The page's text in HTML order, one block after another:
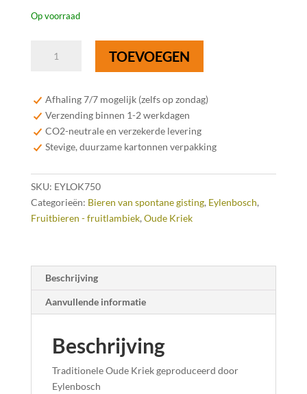
Op voorraad
75cl
aantal
TOEVOEGEN
Afhaling 7/7 mogelijk (zelfs op zondag)
Verzending binnen 1-2 werkdagen
CO2-neutrale en verzekerde levering
Stevige, duurzame kartonnen verpakking
SKU: EYLOK750
Categorieën: Bieren van spontane gisting, Eylenbosch,
Fruitbieren - fruitlambiek, Oude Kriek
Beschrijving
Aanvullende informatie
Beschrijving
Traditionele Oude Kriek geproduceerd door
Eylenbosch